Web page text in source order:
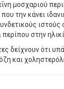
μοσχαριού
που την κάνει
περίπου στην
δείχνουν ότι
και